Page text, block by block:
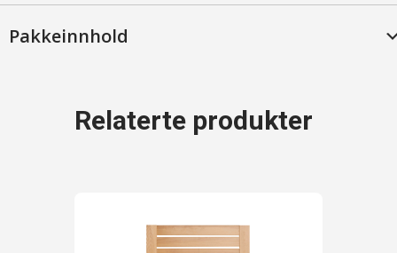
Pakkeinnhold
Relaterte produkter